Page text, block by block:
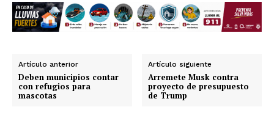
Artículo anterior
Deben municipios contar
con refugios para
mascotas
Artículo siguiente
Arremete Musk contra
proyecto de presupuesto
de Trump